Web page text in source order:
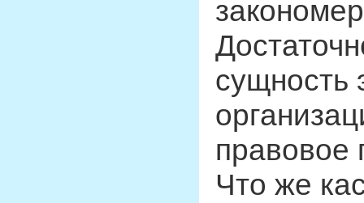
сущность
правовое
Что же